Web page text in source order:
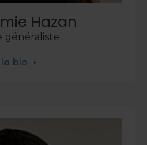
Hazan
généraliste
la bio